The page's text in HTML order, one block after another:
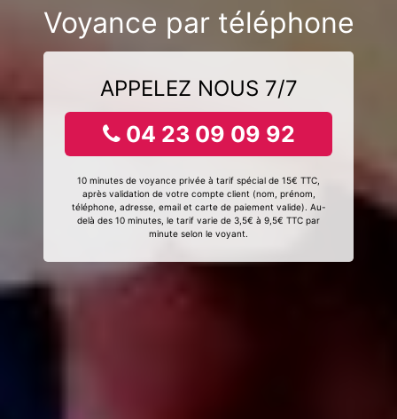
Voyance par téléphone
APPELEZ NOUS 7/7
04 23 09 09 92
10 minutes de voyance privée à tarif spécial de 15€ TTC,
après validation de votre compte client (nom, prénom,
téléphone, adresse, email et carte de paiement valide). Au-
delà des 10 minutes, le tarif varie de 3,5€ à 9,5€ TTC par
minute selon le voyant.